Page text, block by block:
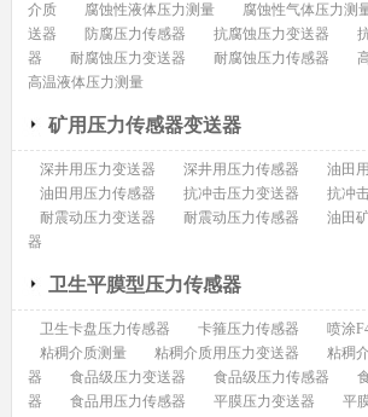
介质
腐蚀性液体压力测量 腐蚀性气体压力测
送器
防腐压力传感器 抗腐蚀压力变送器
器
耐腐蚀压力变送器 耐腐蚀压力传感器
高温液体压力测量
矿用压力传感器变送器
深井用压力变送器 深井用压力传感器
油田
油田用压力传感器
抗冲击压力变送器
抗冲
耐震动压力变送器
耐震动压力传感器
油田
器
卫生平膜型压力传感器
卫生卡盘压力传感器 卡箍压力传感器
喷涂
粘稠介质测量
粘稠介质用压力变送器
粘稠
器
食品级压力变送器 食品级压力传感器
器
食品用压力传感器 平膜压力变送器
平